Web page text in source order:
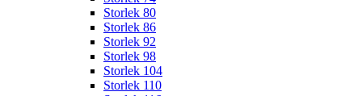
Storlek 80
Storlek 86
Storlek 92
Storlek 98
Storlek 104
Storlek 110